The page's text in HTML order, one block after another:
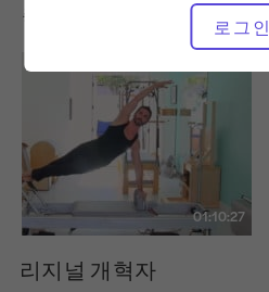
로그인
좋아할 만한 다른 운동
01:10:27
리지널 개혁자